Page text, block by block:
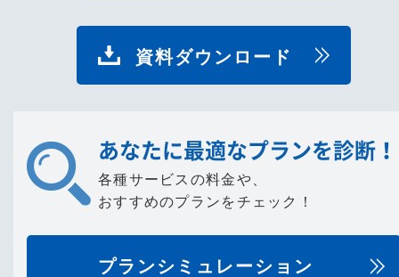
資料ダウンロード
あなたに最適なプランを診断！
各種サービスの料金や、
おすすめのプランをチェック！
プランシミュレーション